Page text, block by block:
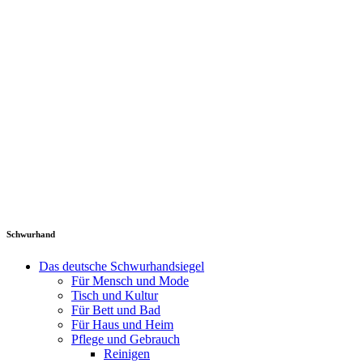
Schwurhand
Das deutsche Schwurhandsiegel
Für Mensch und Mode
Tisch und Kultur
Für Bett und Bad
Für Haus und Heim
Pflege und Gebrauch
Reinigen